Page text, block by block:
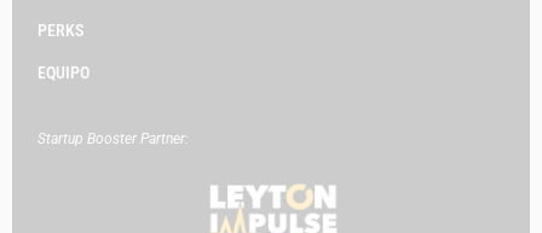
PERKS
EQUIPO
Startup Booster Partner: